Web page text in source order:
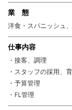
きます。
・お客様から喜びのリ
・型にハマらず臨機応
・お店を切り盛りでき
・人の笑顔が好き、飲
業 態
洋食・スパニッシュ
仕事内容
・接客、調理
・スタッフの採用、
・予算管理
・FL管理